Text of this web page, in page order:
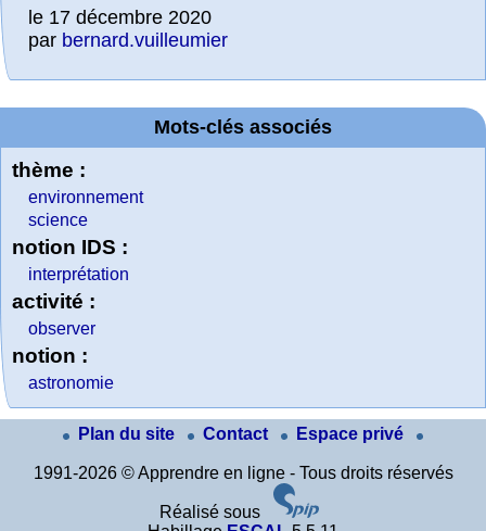
le 17 décembre 2020
par bernard.vuilleumier
Mots-clés associés
thème :
environnement
science
notion IDS :
interprétation
activité :
observer
notion :
astronomie
Plan du site Contact Espace privé
1991-2026 © Apprendre en ligne - Tous droits réservés
Réalisé sous